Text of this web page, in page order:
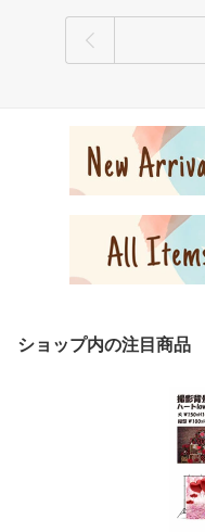
ショップ内の注目商品